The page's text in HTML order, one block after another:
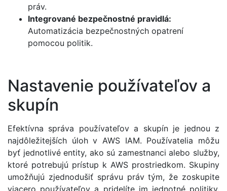
práv.
Integrované bezpečnostné pravidlá:
Automatizácia bezpečnostných opatrení
pomocou politik.
Nastavenie používateľov a
skupín
Efektívna správa používateľov a skupín je jednou z
najdôležitejších úloh v AWS IAM. Používatelia môžu
byť jednotlivé entity, ako sú zamestnanci alebo služby,
ktoré potrebujú prístup k AWS prostriedkom. Skupiny
umožňujú zjednodušiť správu práv tým, že zoskupite
viacero používateľov a pridelíte im jednotné politiky.